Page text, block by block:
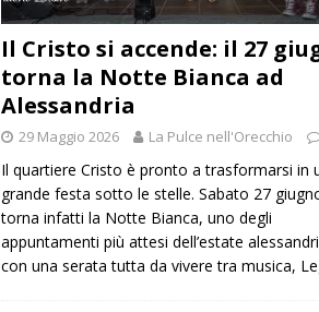
Il Cristo si accende: il 27
torna la Notte Bianca ad
Alessandria
29 Maggio 2026 La Pulce nell'Orecchio
Il quartiere Cristo è pronto a trasformarsi in
grande festa sotto le stelle. Sabato 27
torna infatti la Notte Bianca, uno degli
appuntamenti più attesi dell’estate
con una serata tutta da vivere tra musica,